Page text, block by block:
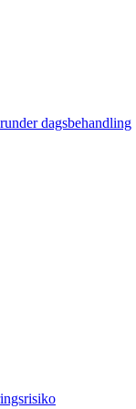
dagsbehandling